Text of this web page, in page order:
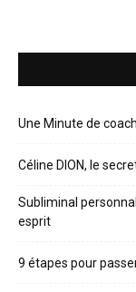
Une Minute de
Céline DION, le
Subliminal
esprit
9 étapes pour